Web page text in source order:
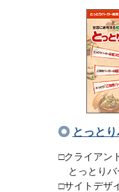
とっと
□クライアン
とっとりバ
□サイトデザ